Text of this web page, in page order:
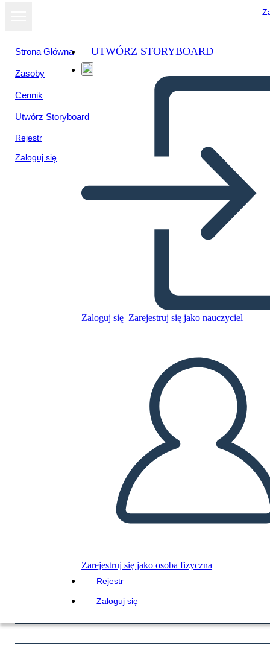
Strona Główna
Zasoby
Cennik
Utwórz Storyboard
Rejestr
Zaloguj się
UTWÓRZ STORYBOARD
Zaloguj się Zarejestruj się jako nauczyciel
Zarejestruj się jako osoba fizyczna
Rejestr
Zaloguj się
Skopiuj tę scenorys
STWÓRZ SCENORYS
PRZECZYTAJ MI
Wyświetl jako
pokaz slajdów